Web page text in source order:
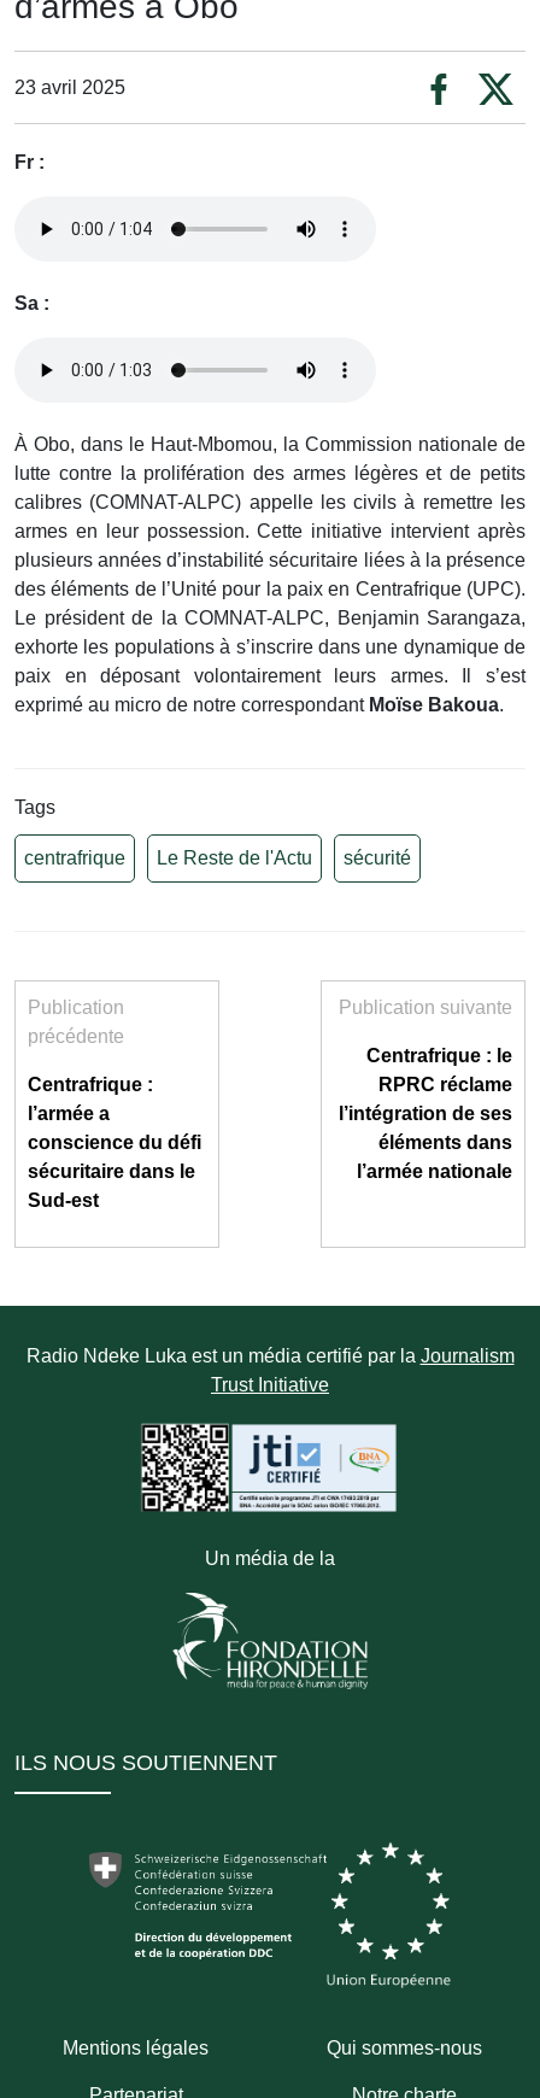
23 avril 2025
Fr :
Sa :
À Obo, dans le Haut-Mbomou, la Commission nationale de
lutte contre la prolifération des armes légères et de petits
calibres (COMNAT-ALPC) appelle les civils à remettre les
armes en leur possession. Cette initiative intervient après
plusieurs années d’instabilité sécuritaire liées à la présence
des éléments de l’Unité pour la paix en Centrafrique (UPC).
Le président de la COMNAT-ALPC, Benjamin Sarangaza,
exhorte les populations à s’inscrire dans une dynamique de
paix en déposant volontairement leurs armes. Il s’est
exprimé au micro de notre correspondant Moïse Bakoua.
Tags
centrafrique Le Reste de l'Actu sécurité
Publication
précédente
Centrafrique :
l’armée a
conscience du défi
sécuritaire dans le
Sud-est
Publication suivante
Centrafrique : le
RPRC réclame
l’intégration de ses
éléments dans
l’armée nationale
Radio Ndeke Luka est un média certifié par la Journalism
Trust Initiative
Un média de la
ILS NOUS SOUTIENNENT
Mentions légales Qui sommes-nous